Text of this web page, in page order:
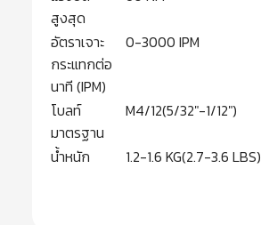
สูงสุด
อัตราเจาะ
กระแทกต่อ
นาที (IPM)
0-3000 IPM
โบลท์
มาตรฐาน
M4/12(5/32″-1/12″)
น้ำหนัก 1.2-1.6 KG(2.7-3.6 LBS)